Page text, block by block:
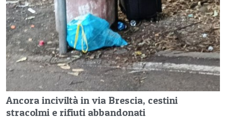
Ancora inciviltà in via Brescia, cestini
stracolmi e rifiuti abbandonati